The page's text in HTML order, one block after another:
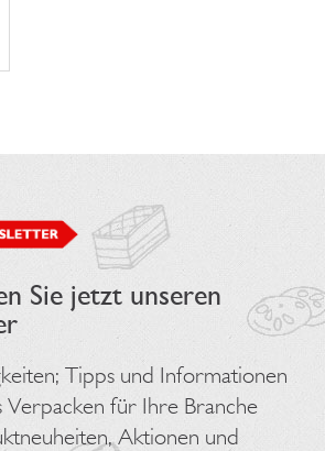
Sie jetzt unseren
Tipps und Informationen
Verpacken für Ihre Branche
Aktionen und